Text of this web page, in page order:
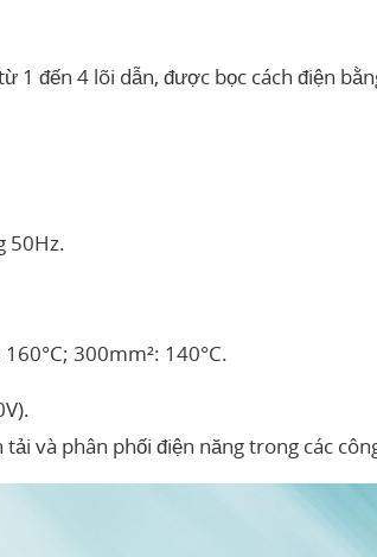
1 đến 4 lõi dẫn, được bọc cách điện
50Hz.
300mm²: 140°C.
và phân phối điện năng trong các